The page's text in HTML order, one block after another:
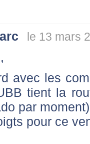
le 13 mars
avec les
tient la
par moment)
pour ce